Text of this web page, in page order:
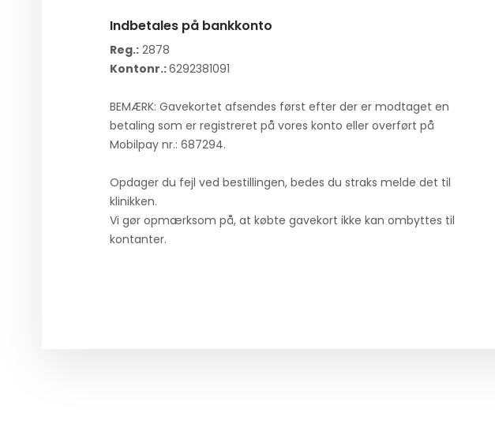
​Indbetales på bankkonto
Reg.:2878
Kontonr.:6292381091
BEMÆRK: Gavekortet afsendes først efter der er modtaget en
betaling som er registreret på vores konto eller overført på
Mobilpay nr.: 687294.
​Opdager du fejl ved bestillingen, bedes du straks melde det til
klinikken.
Vi gør opmærksom på, at købte gavekort ikke kan ombyttes til
kontanter.​